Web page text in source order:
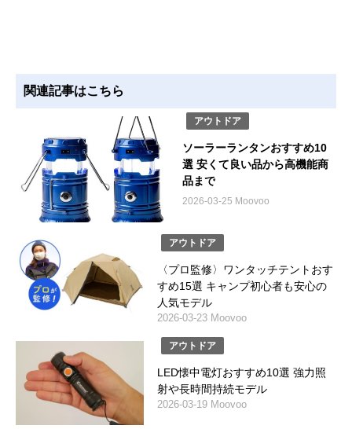
関連記事はこちら
アウトドア
ソーラーランタンおすすめ10
選 安くて良い品から高機能商
品まで
2026-03-25 Moovoo
アウトドア
〈プロ監修〉ワンタッチテントおす
すめ15選 キャンプ初心者も安心の
人気モデル
2026-03-23 Moovoo
アウトドア
LED懐中電灯おすすめ10選 強力照
射や長時間持続モデル
2026-03-19 Moovoo